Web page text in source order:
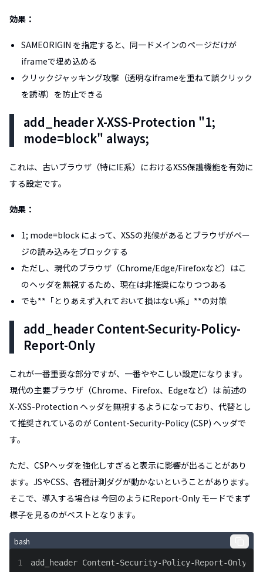
効果：
SAMEORIGIN を指定すると、同一ドメインのページだけが
iframeで埋め込める
クリックジャッキング攻撃（透明なiframeを重ねて誤クリック
を誘導）を防止できる
add_header X-XSS-Protection "1;
mode=block" always;
これは、古いブラウザ（特にIE系）におけるXSS保護機能を有効に
する設定です。
効果：
1; mode=block によって、XSSの兆候があるとブラウザがペー
ジの読み込みをブロックする
ただし、現代のブラウザ（Chrome/Edge/Firefoxなど）はこ
のヘッダを無視するため、現在は非推奨になりつつある
でも**「とりあえず入れておいて損はない系」**の対策
add_header Content-Security-Policy-
Report-Only
これが一番重要な部分ですが、一番ややこしい設定になります。
現代の主要ブラウザ（Chrome、Firefox、Edgeなど）は 前述の
X-XSS-Protection ヘッダを無視するようになっており、代替とし
て推奨されているのが Content-Security-Policy (CSP) ヘッダで
す。
ただ、CSPヘッダを強化しすぎると表示に影響が出ることがあり
ます。JSやCSS、各種計測ダグが動かないということがあります。
そこで、導入する場合は 今回のようにReport-Only モードでまず
様子を見るのがベストとなります。
bash
1 add_header Content-Security-Policy-Report-Only